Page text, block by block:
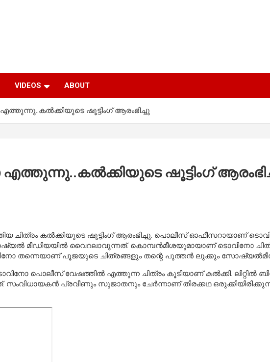
VIDEOS ABOUT
ഷൂട്ടിംഗ് ആരംഭിച്ചു
ഷൂട്ടിംഗ്
കല്‍ക്കിയുടെ ഷൂട്ടിംഗ് ആരംഭിച്ചു. പൊലീസ് ഓഫീസറായാണ്
മീഡിയയില്‍ വൈറലാവുന്നത്. കൊമ്പന്‍മീശയുമായാണ് ടൊവിനോ
തന്നെയാണ് പൂജയുടെ ചിത്രങ്ങളും തന്റെ പുത്തന്‍ ലുക്കും
പൊലീസ് വേഷത്തില്‍ എത്തുന്ന ചിത്രം കൂടിയാണ് കല്‍ക്കി. ലിറ്റില്‍
സംവിധായകന്‍ പ്രവീണും സുജാതനും ചേര്‍ന്നാണ് തിരക്കഥ